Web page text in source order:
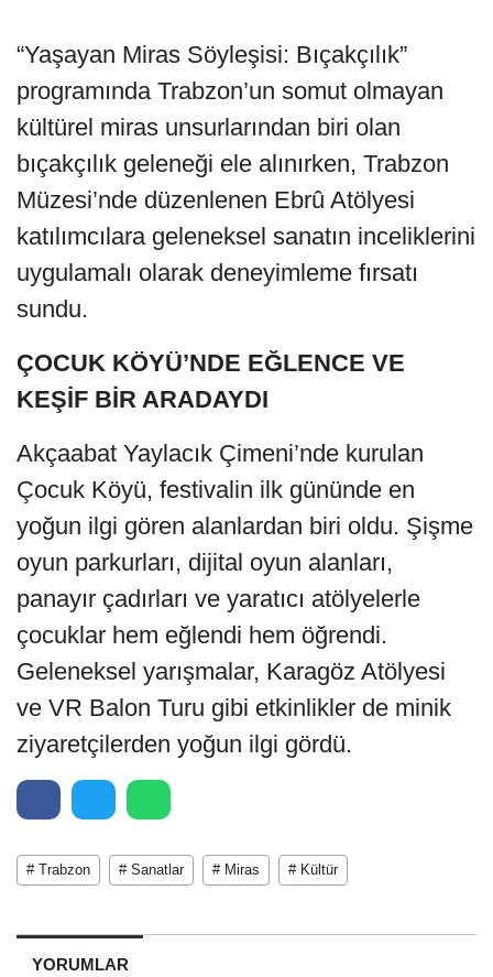
“Yaşayan Miras Söyleşisi: Bıçakçılık”
programında Trabzon’un somut olmayan
kültürel miras unsurlarından biri olan
bıçakçılık geleneği ele alınırken, Trabzon
Müzesi’nde düzenlenen Ebrû Atölyesi
katılımcılara geleneksel sanatın inceliklerini
uygulamalı olarak deneyimleme fırsatı
sundu.
ÇOCUK KÖYÜ’NDE EĞLENCE VE
KEŞİF BİR ARADAYDI
Akçaabat Yaylacık Çimeni’nde kurulan
Çocuk Köyü, festivalin ilk gününde en
yoğun ilgi gören alanlardan biri oldu. Şişme
oyun parkurları, dijital oyun alanları,
panayır çadırları ve yaratıcı atölyelerle
çocuklar hem eğlendi hem öğrendi.
Geleneksel yarışmalar, Karagöz Atölyesi
ve VR Balon Turu gibi etkinlikler de minik
ziyaretçilerden yoğun ilgi gördü.
# Trabzon # Sanatlar # Miras # Kültür
YORUMLAR